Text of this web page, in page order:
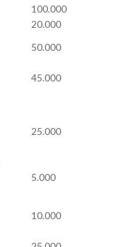
100.000
20.000
50.000
45.000
25.000
5.000
10.000